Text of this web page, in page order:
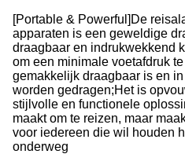
[Portable & Powerful]De
apparaten is een geweldige
draagbaar en indrukwekkend
om een minimale voetafdruk
gemakkelijk draagbaar is en
worden gedragen;Het is
stijlvolle en functionele
maakt om te reizen, maar
voor iedereen die wil houden
onderweg